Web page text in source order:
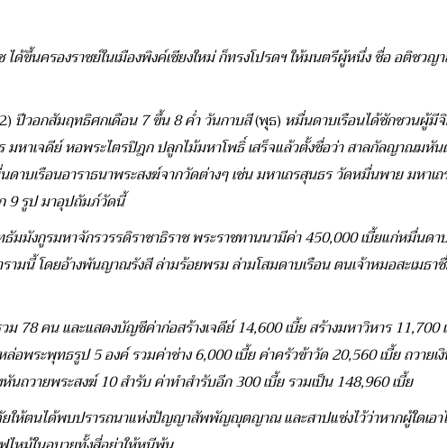
ได้ขึ้นครองราชย์ในเมืองพิงค์เชียงใหม่ ก็ทรงโปรดฯ ให้มนตรีผู้หนึ่ง ชื่อ อติชวญ
ปีวอกสัมฤทธิศกเดือน 7 ขึ้น 8 ค่ำ วันกาบสี(พุธ) หมื่นดาบเรือนได้ชักชวนผู้มี
มหาเจดีย์ หอพระไตรปิฎก ปลูกไม้มหาโพธิ์ เสร็จแล้วตั้งชื่อว่า สาลกัลญาณมหั
าบเรือนอาราธนาพระสงฆ์จากวัดต่างๆ เช่น มหาเถรสุนธร วัดหมื่นพาย มหาเ
9 รูป มาอุปถัมภ์วัดนี้
ธัมมังกูรมหาจักรวรรดิราชาธิราช พระราชทานนามีค่า 450,000 เบี้ยแก่หมื่นดา
มนี้ โดยอ้างพันญาณรังสี ล่ามร้อยพรม ล่ามโสมดาบเรือน ตนเจ้าหมอสะเมธา
78 คน และแสดงบัญชีค่าก่อสร้างเจดีย์ 14,600 เบี้ย สร้างมหาวิหาร 11,700
อพระพุทธรูป 5 องค์ รวมค่าช่าง 6,000 เบี้ย ค่าครัวข้าวัด 20,560 เบี้ย ถวายเ
ถวายพระสงฆ์ 10 สำรับ ค่าทำสำรับอีก 300 เบี้ย รวมเป็น 148,960 เบี้ย
ให้ตนได้พบปรารถนาแห่งปัญญาสัพพัญญุตญาณ และสาปแช่งไว้ว่าหากผู้ใดเอา